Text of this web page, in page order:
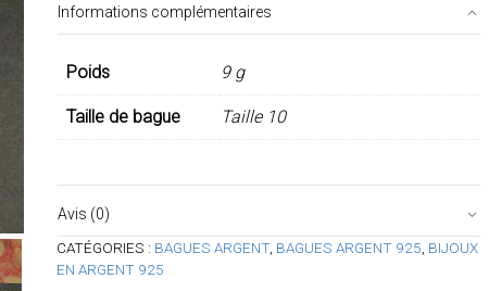
Informations complémentaires
Poids 9 g
Taille de bague Taille 10
Avis (0)
CATÉGORIES : BAGUES ARGENT, BAGUES ARGENT 925 BIJOUX
EN ARGENT 925